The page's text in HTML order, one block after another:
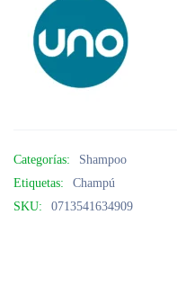
Categorías:
Shampoo
Etiquetas:
Champú
SKU:
0713541634909